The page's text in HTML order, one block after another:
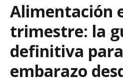
Alimentación
trimestre: la
definitiva
embarazo